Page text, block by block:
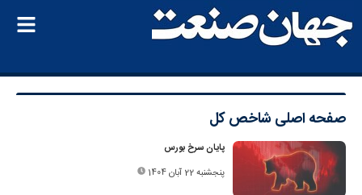
صفحه اصلی شاخص کل
پایان سرخ بورس
پنجشنبه 22 آبان 1404